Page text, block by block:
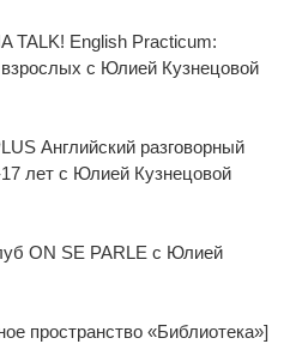
TALK! English Practicum:
с Юлией Кузнецовой
Английский разговорный
лет с Юлией Кузнецовой
ON SE PARLE с Юлией
пространство «Библиотека»]